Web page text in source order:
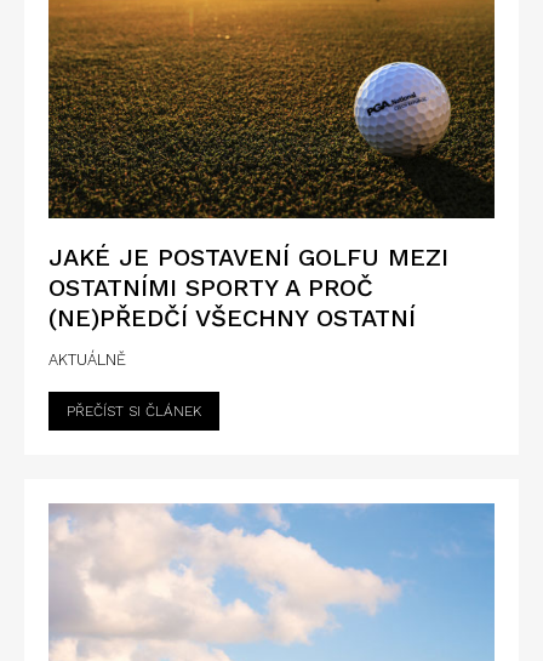
JAKÉ JE POSTAVENÍ GOLFU MEZI
OSTATNÍMI SPORTY A PROČ
(NE)PŘEDČÍ VŠECHNY OSTATNÍ
AKTUÁLNĚ
PŘEČÍST SI ČLÁNEK